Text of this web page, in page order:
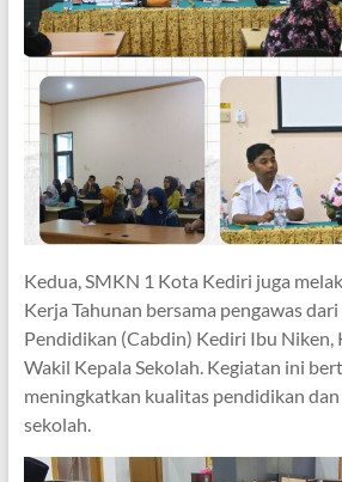
Kedua, SMKN 1 Kota Kediri juga
Kerja Tahunan bersama pengawas
Pendidikan (Cabdin) Kediri Ibu Niken,
Wakil Kepala Sekolah. Kegiatan ini
meningkatkan kualitas pendidikan
sekolah.